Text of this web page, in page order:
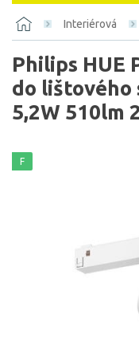
Interiérová
Philips HUE
do lištového
5,2W 510lm
F